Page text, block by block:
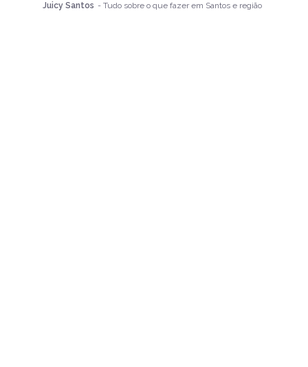
Juicy Santos - Tudo sobre o que fazer em Santos e região